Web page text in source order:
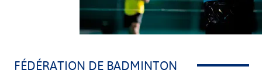
FÉDÉRATION DE BADMINTON